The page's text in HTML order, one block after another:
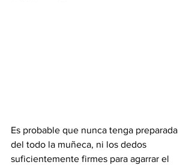
Es probable que nunca tenga preparada
del todo la muñeca, ni los dedos
suficientemente firmes para agarrar el